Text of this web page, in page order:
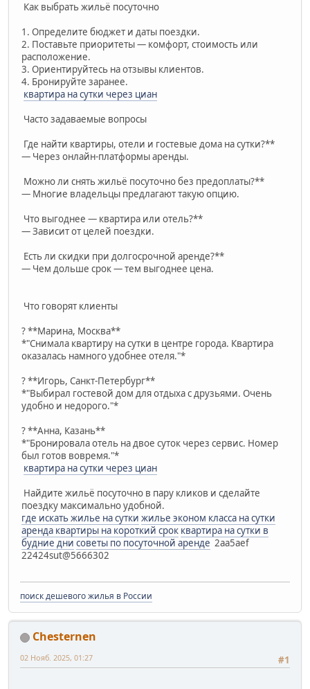
Как выбрать жильё посуточно
1. Определите бюджет и даты поездки.
2. Поставьте приоритеты — комфорт, стоимость или
расположение.
3. Ориентируйтесь на отзывы клиентов.
4. Бронируйте заранее.
квартира на сутки через циан
Часто задаваемые вопросы
Где найти квартиры, отели и гостевые дома на сутки?**
— Через онлайн-платформы аренды.
Можно ли снять жильё посуточно без предоплаты?**
— Многие владельцы предлагают такую опцию.
Что выгоднее — квартира или отель?**
— Зависит от целей поездки.
Есть ли скидки при долгосрочной аренде?**
— Чем дольше срок — тем выгоднее цена.
Что говорят клиенты
? **Марина, Москва**
*"Снимала квартиру на сутки в центре города. Квартира
оказалась намного удобнее отеля."*
? **Игорь, Санкт-Петербург**
*"Выбирал гостевой дом для отдыха с друзьями. Очень
удобно и недорого."*
? **Анна, Казань**
*"Бронировала отель на двое суток через сервис. Номер
был готов вовремя."*
квартира на сутки через циан
Найдите жильё посуточно в пару кликов и сделайте
поездку максимально удобной.
где искать жилье на сутки жилье эконом класса на сутки
аренда квартиры на короткий срок квартира на сутки в
будние дни советы по посуточной аренде 2aa5aef
22424sut@5666302
поиск дешевого жилья в России
Chesternen
#1
02 Нояб. 2025, 01:27